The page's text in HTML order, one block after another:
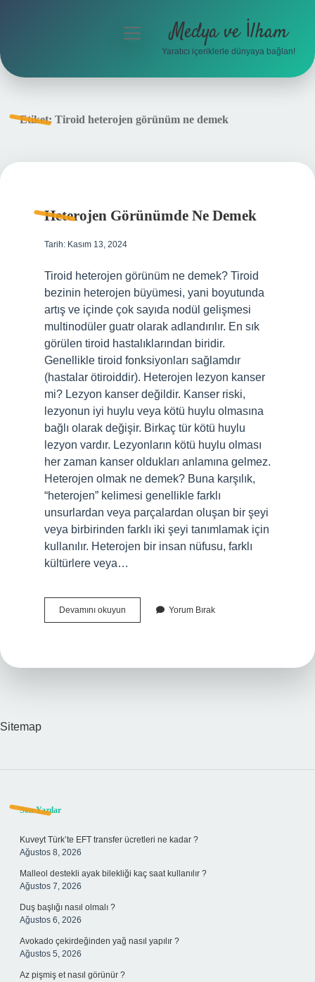
menüyü
Medya ve İlham
Yaratıcı içeriklerle dünyaya bağlan!
Etiket: Tiroid heterojen görünüm ne demek
Heterojen Görünümde Ne Demek
Tarih: Kasım 13, 2024
Tiroid heterojen görünüm ne demek? Tiroid
bezinin heterojen büyümesi, yani boyutunda
artış ve içinde çok sayıda nodül gelişmesi
multinodüler guatr olarak adlandırılır. En sık
görülen tiroid hastalıklarından biridir.
Genellikle tiroid fonksiyonları sağlamdır
(hastalar ötiroiddir). Heterojen lezyon kanser
mi? Lezyon kanser değildir. Kanser riski,
lezyonun iyi huylu veya kötü huylu olmasına
bağlı olarak değişir. Birkaç tür kötü huylu
lezyon vardır. Lezyonların kötü huylu olması
her zaman kanser oldukları anlamına gelmez.
Heterojen olmak ne demek? Buna karşılık,
“heterojen” kelimesi genellikle farklı
unsurlardan veya parçalardan oluşan bir şeyi
veya birbirinden farklı iki şeyi tanımlamak için
kullanılır. Heterojen bir insan nüfusu, farklı
kültürlere veya…
Devamını okuyun Heterojen
Görünümde
Yorum Bırak
Sitemap
Sidebar
Son Yazılar
Kuveyt Türk’te EFT transfer ücretleri ne kadar ?
Ağustos 8, 2026
Malleol destekli ayak bilekliği kaç saat kullanılır ?
Ağustos 7, 2026
Duş başlığı nasıl olmalı ?
Ağustos 6, 2026
Avokado çekirdeğinden yağ nasıl yapılır ?
Ağustos 5, 2026
Az pişmiş et nasıl görünür ?